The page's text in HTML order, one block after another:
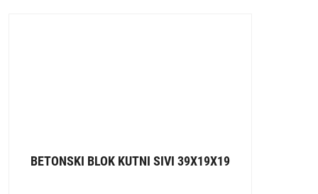
BETONSKI BLOK KUTNI SIVI 39X19X19